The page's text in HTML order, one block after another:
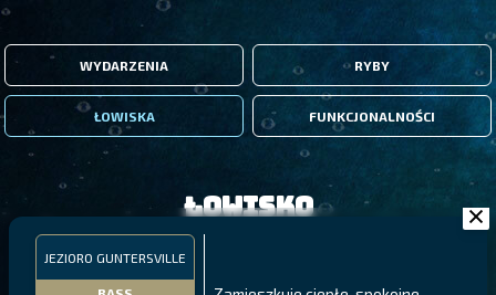
WYDARZENIA RYBY
ŁOWISKA FUNKCJONALNOŚCI
JEZIORO GUNTERSVILLE
Łowisko